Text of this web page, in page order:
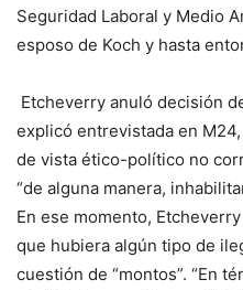
Seguridad Laboral y Medio
esposo de Koch y hasta
Etcheverry anuló decisión
explicó entrevistada en
de vista ético-político no
“de alguna manera,
En ese momento,
que hubiera algún tipo de
cuestión de “montos”. “En